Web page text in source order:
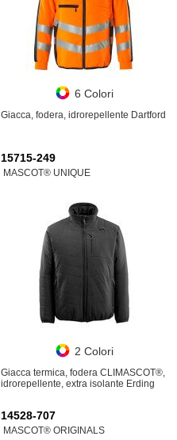
6 Colori
Giacca, fodera, idrorepellente Dartford
15715-249
MASCOT® UNIQUE
2 Colori
Giacca termica, fodera CLIMASCOT®,
idrorepellente, extra isolante Erding
14528-707
MASCOT® ORIGINALS